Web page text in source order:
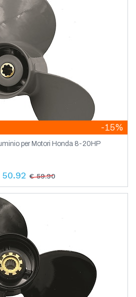
-15%
per Motori Honda 8-20HP
€ 59.90